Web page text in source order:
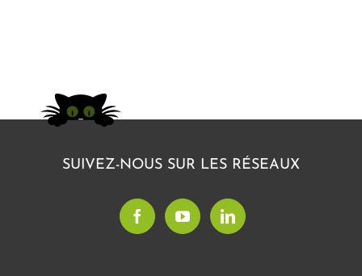
SUIVEZ-NOUS SUR LES RÉSEAUX